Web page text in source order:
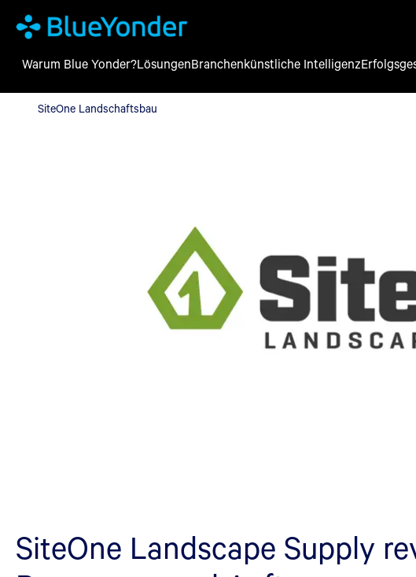
SiteOne Landschaftsbau
Warum Blue Yonder?LösungenBranchenkünstliche Intelligenz
SiteOne Landschaftsbau
SiteOne Landscape Supply